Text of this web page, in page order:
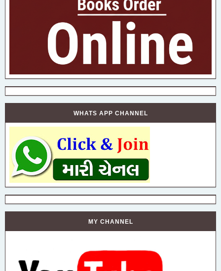
WHATS APP CHANNEL
MY CHANNEL